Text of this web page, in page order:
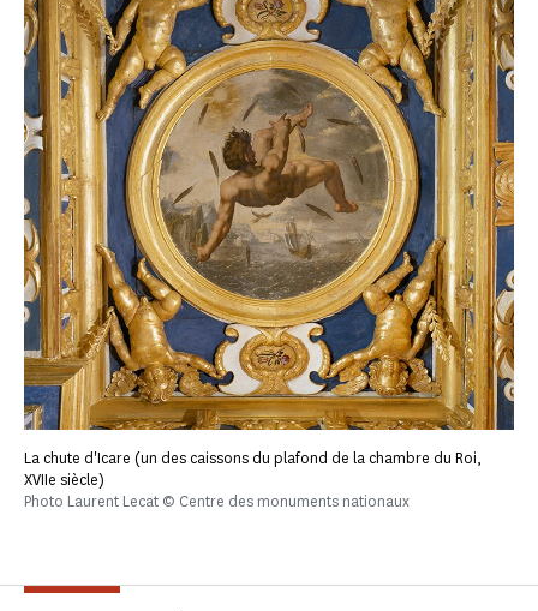
La chute d'Icare (un des caissons du plafond de la chambre du Roi,
XVIIe siècle)
Photo Laurent Lecat © Centre des monuments nationaux